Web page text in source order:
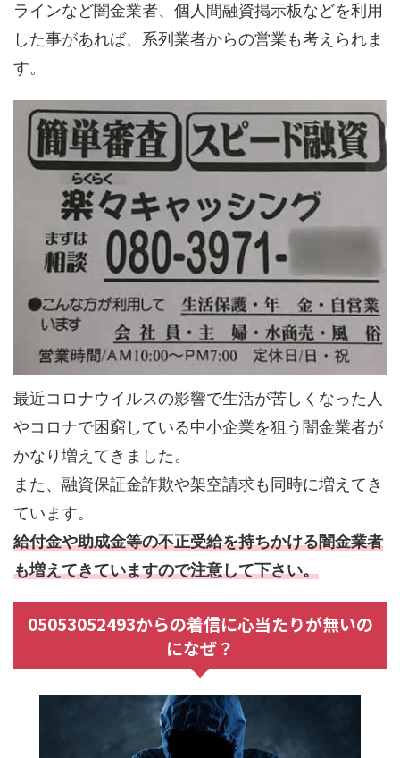
ラインなど闇金業者、個人間融資掲示板などを利用
した事があれば、系列業者からの営業も考えられま
す。
最近コロナウイルスの影響で生活が苦しくなった人
やコロナで困窮している中小企業を狙う闇金業者が
かなり増えてきました。
また、融資保証金詐欺や架空請求も同時に増えてき
ています。
給付金や助成金等の不正受給を持ちかける闇金業者
も増えてきていますので注意して下さい。
05053052493からの着信に心当たりが無いの
になぜ？